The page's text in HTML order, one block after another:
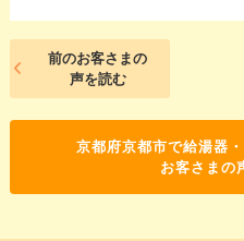
前のお客さまの
声を読む
京都府京都市で給湯器
お客さまの